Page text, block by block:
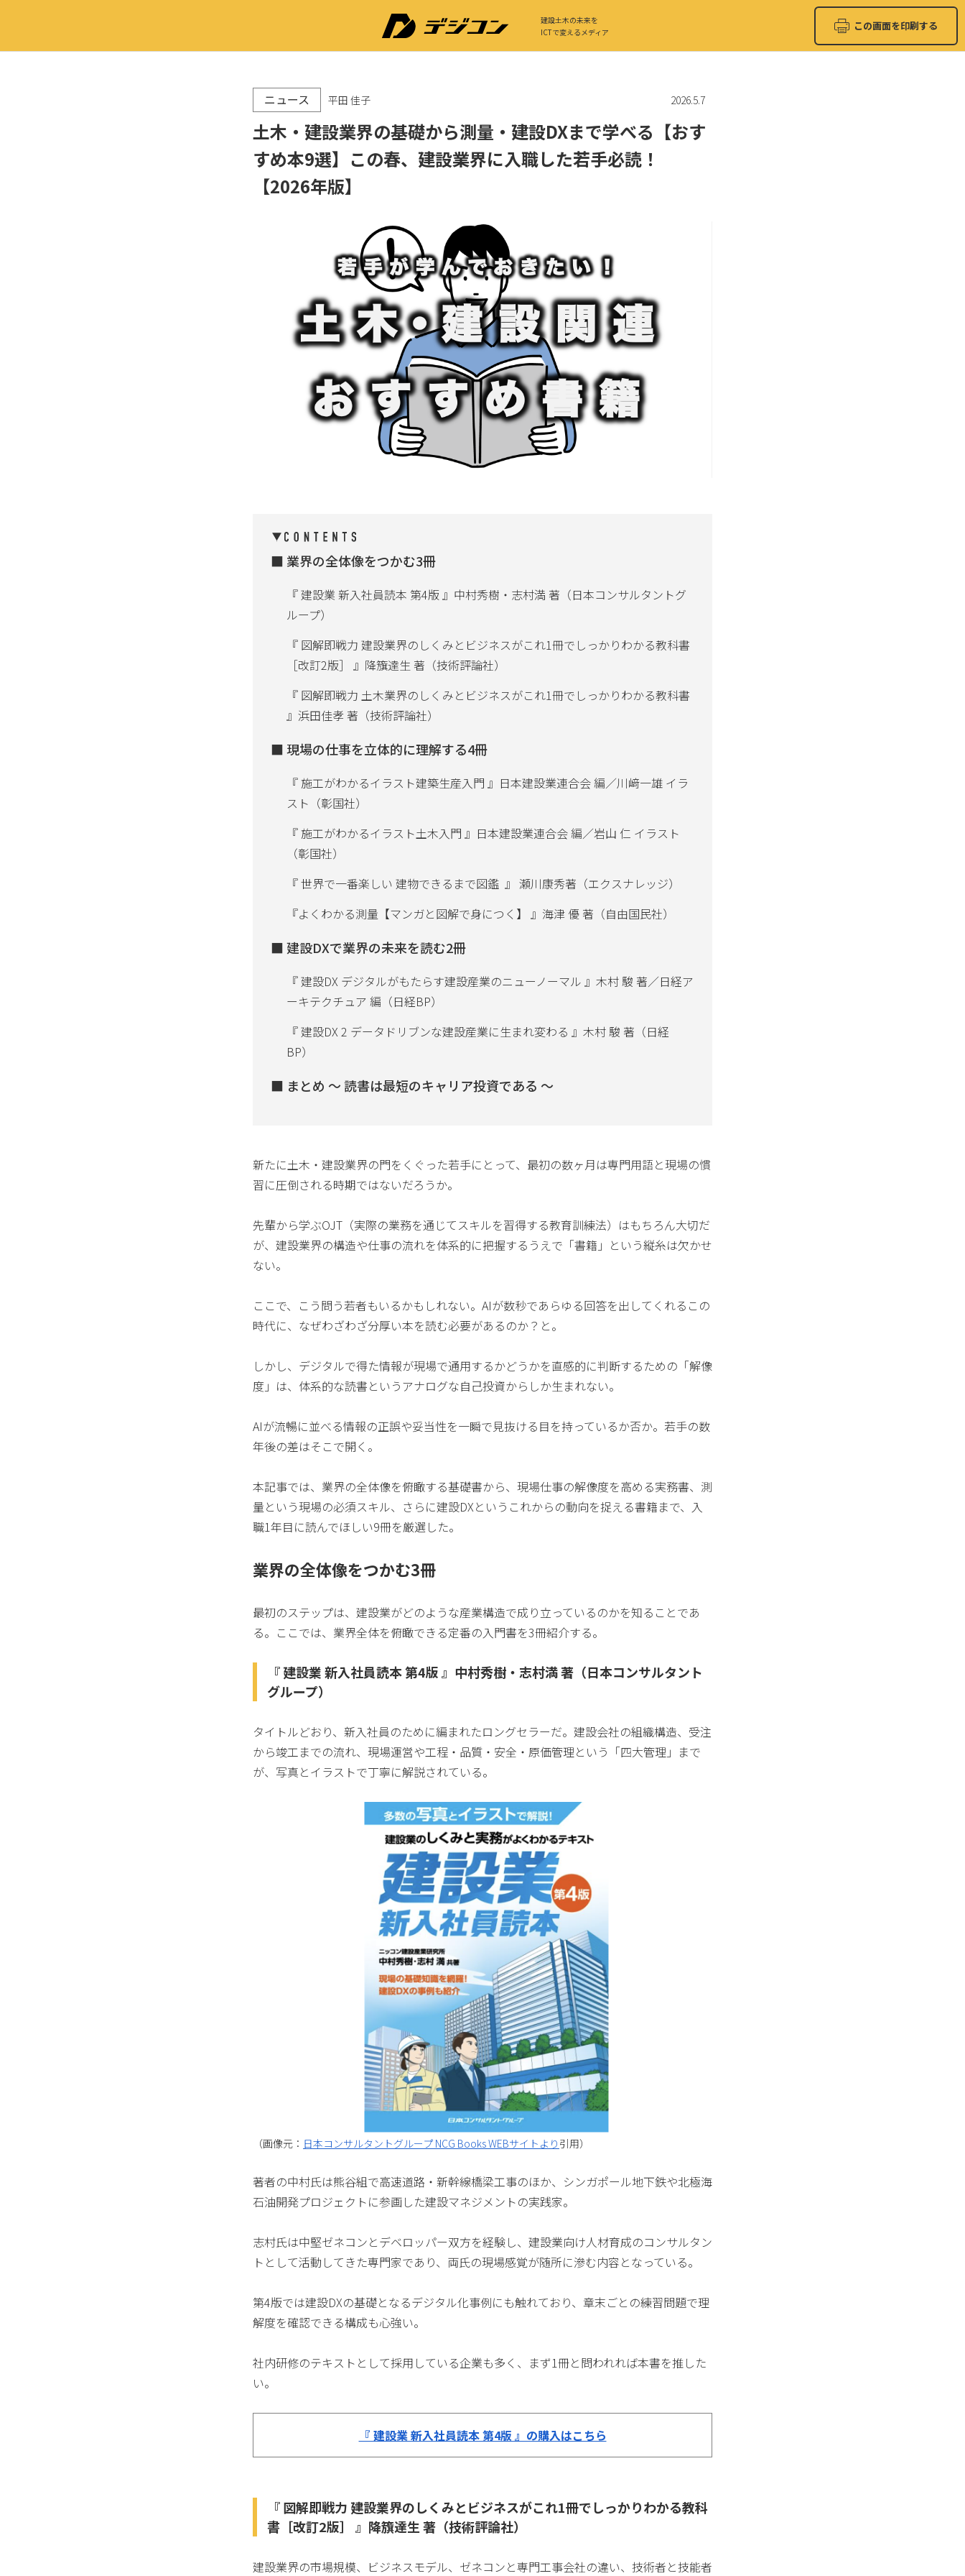
建設土木の未来を
ICTで変えるメディア
この画面を印刷する
ニュース 平田 佳子 2026.5.7
土木・建設業界の基礎から測量・建設DXまで学べる【おす
すめ本9選】この春、建設業界に入職した若手必読！
【2026年版】
業界の全体像をつかむ3冊
『 建設業 新入社員読本 第4版 』中村秀樹・志村満 著（日本コンサルタントグ
ループ）
『 図解即戦力 建設業界のしくみとビジネスがこれ1冊でしっかりわかる教科書
［改訂2版］ 』降籏達生 著（技術評論社）
『 図解即戦力 土木業界のしくみとビジネスがこれ1冊でしっかりわかる教科書
』浜田佳孝 著（技術評論社）
現場の仕事を立体的に理解する4冊
『 施工がわかるイラスト建築生産入門 』日本建設業連合会 編／川﨑一雄 イラ
スト（彰国社）
『 施工がわかるイラスト土木入門 』日本建設業連合会 編／岩山 仁 イラスト
（彰国社）
『 世界で一番楽しい 建物できるまで図鑑 』 瀬川康秀著（エクスナレッジ）
『よくわかる測量【マンガと図解で身につく】 』海津 優 著（自由国民社）
建設DXで業界の未来を読む2冊
『 建設DX デジタルがもたらす建設産業のニューノーマル 』木村 駿 著／日経ア
ーキテクチュア 編（日経BP）
『 建設DX 2 データドリブンな建設産業に生まれ変わる 』木村 駿 著（日経
BP）
まとめ 〜 読書は最短のキャリア投資である 〜
新たに土木・建設業界の門をくぐった若手にとって、最初の数ヶ月は専門用語と現場の慣
習に圧倒される時期ではないだろうか。
先輩から学ぶOJT（実際の業務を通じてスキルを習得する教育訓練法）はもちろん大切だ
が、建設業界の構造や仕事の流れを体系的に把握するうえで「書籍」という縦糸は欠かせ
ない。
ここで、こう問う若者もいるかもしれない。AIが数秒であらゆる回答を出してくれるこの
時代に、なぜわざわざ分厚い本を読む必要があるのか？と。
しかし、デジタルで得た情報が現場で通用するかどうかを直感的に判断するための「解像
度」は、体系的な読書というアナログな自己投資からしか生まれない。
AIが流暢に並べる情報の正誤や妥当性を一瞬で見抜ける目を持っているか否か。若手の数
年後の差はそこで開く。
本記事では、業界の全体像を俯瞰する基礎書から、現場仕事の解像度を高める実務書、測
量という現場の必須スキル、さらに建設DXというこれからの動向を捉える書籍まで、入
職1年目に読んでほしい9冊を厳選した。
業界の全体像をつかむ3冊
最初のステップは、建設業がどのような産業構造で成り立っているのかを知ることであ
る。ここでは、業界全体を俯瞰できる定番の入門書を3冊紹介する。
『 建設業 新入社員読本 第4版 』中村秀樹・志村満 著（日本コンサルタント
グループ）
タイトルどおり、新入社員のために編まれたロングセラーだ。建設会社の組織構造、受注
から竣工までの流れ、現場運営や工程・品質・安全・原価管理という「四大管理」まで
が、写真とイラストで丁寧に解説されている。
（画像元： 日本コンサルタントグループ NCG Books WEBサイトより 引用）
著者の中村氏は熊谷組で高速道路・新幹線橋梁工事のほか、シンガポール地下鉄や北極海
石油開発プロジェクトに参画した建設マネジメントの実践家。
志村氏は中堅ゼネコンとデベロッパー双方を経験し、建設業向け人材育成のコンサルタン
トとして活動してきた専門家であり、両氏の現場感覚が随所に滲む内容となっている。
第4版では建設DXの基礎となるデジタル化事例にも触れており、章末ごとの練習問題で理
解度を確認できる構成も心強い。
社内研修のテキストとして採用している企業も多く、まず1冊と問われれば本書を推した
い。
『 建設業 新入社員読本 第4版 』の購入はこちら
『 図解即戦力 建設業界のしくみとビジネスがこれ1冊でしっかりわかる教科
書［改訂2版］ 』降籏達生 著（技術評論社）
建設業界の市場規模、ビジネスモデル、ゼネコンと専門工事会社の違い、技術者と技能者